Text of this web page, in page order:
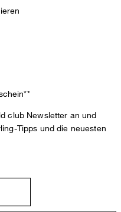
club Newsletter an und
Tipps und die neuesten